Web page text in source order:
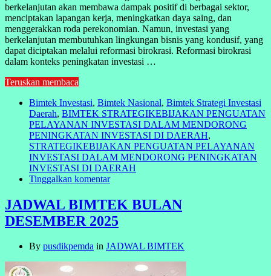
berkelanjutan akan membawa dampak positif di berbagai sektor,
menciptakan lapangan kerja, meningkatkan daya saing, dan
menggerakkan roda perekonomian. Namun, investasi yang
berkelanjutan membutuhkan lingkungan bisnis yang kondusif, yang
dapat diciptakan melalui reformasi birokrasi. Reformasi birokrasi
dalam konteks peningkatan investasi …
Teruskan membaca
Bimtek Investasi, Bimtek Nasional, Bimtek Strategi Investasi
Daerah, BIMTEK STRATEGIKEBIJAKAN PENGUATAN
PELAYANAN INVESTASI DALAM MENDORONG
PENINGKATAN INVESTASI DI DAERAH,
STRATEGIKEBIJAKAN PENGUATAN PELAYANAN
INVESTASI DALAM MENDORONG PENINGKATAN
INVESTASI DI DAERAH
Tinggalkan komentar
JADWAL BIMTEK BULAN
DESEMBER 2025
By pusdikpemda in JADWAL BIMTEK